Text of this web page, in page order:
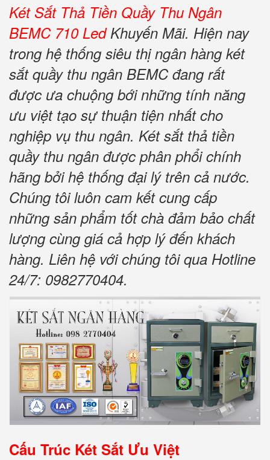
Két Sắt Thả Tiền Quầy Thu Ngân
BEMC 710 LedKhuyến Mãi. Hiện nay
trong hệ thống siêu thị ngân hàng két
sắt quầy thu ngân BEMC đang rất
được ưa chuộng bới những tính năng
ưu việt tạo sự thuận tiện nhất cho
nghiệp vụ thu ngân. Két sắt thả tiền
quầy thu ngân được phân phổi chính
hãng bởi hệ thống đại lý trên cả nước.
Chúng tôi luôn cam kết cung cấp
những sản phẩm tốt chà đảm bảo chất
lượng cùng giá cả hợp lý đến khách
hàng. Liên hệ với chúng tôi qua Hotline
24/7: 0982770404.
Cấu Trúc Két Sắt Ưu Việt